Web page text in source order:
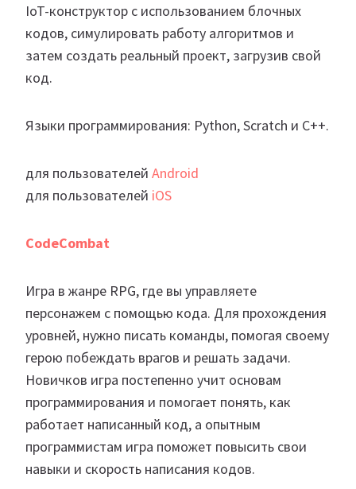
IoT-конструктор с использованием блочных
кодов, симулировать работу алгоритмов и
затем создать реальный проект, загрузив свой
код.
Языки программирования: Python, Scratch и C++.
для пользователей Android
для пользователей iOS
CodeCombat
Игра в жанре RPG, где вы управляете
персонажем с помощью кода. Для прохождения
уровней, нужно писать команды, помогая своему
герою побеждать врагов и решать задачи.
Новичков игра постепенно учит основам
программирования и помогает понять, как
работает написанный код, а опытным
программистам игра поможет повысить свои
навыки и скорость написания кодов.